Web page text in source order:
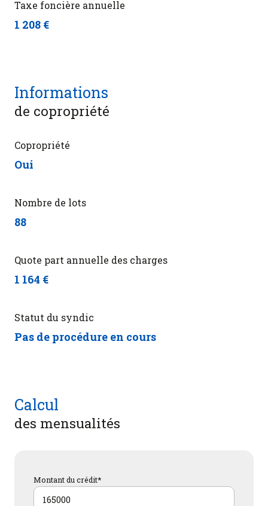
Taxe foncière annuelle
1 208 €
Informations
de copropriété
Copropriété
Oui
Nombre de lots
88
Quote part annuelle des charges
1 164 €
Statut du syndic
Pas de procédure en cours
Calcul
des mensualités
Montant du crédit*